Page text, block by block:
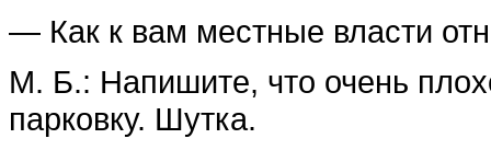
— Как к вам местные власти
М. Б.: Напишите, что очень
парковку. Шутка.